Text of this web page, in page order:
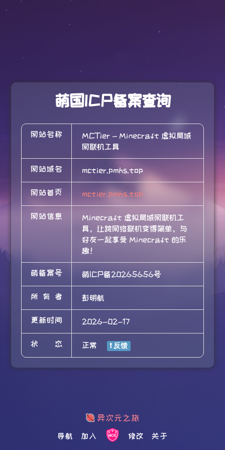
萌国ICP备案查询
网站名称
MCTier - Minecraft 虚拟局域
网联机工具
网站域名 mctier.pmhs.top
网站首页 mctier.pmhs.top
网站信息
Minecraft 虚拟局域网联机工
具，让跨网络联机变得简单，与
好友一起享受 Minecraft 的乐
趣！
萌备案号 萌ICP备20265656号
所有者 彭明航
更新时间 2026-02-17
状态 正常
导航 加入 修改 关于